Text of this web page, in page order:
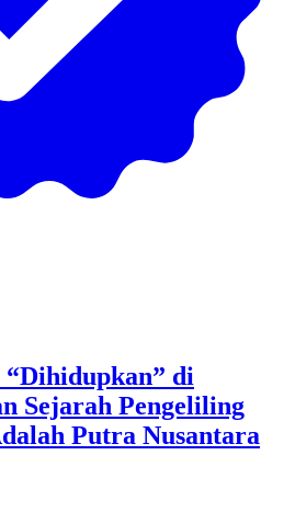
di
Sejarah Pengeliling
Putra Nusantara